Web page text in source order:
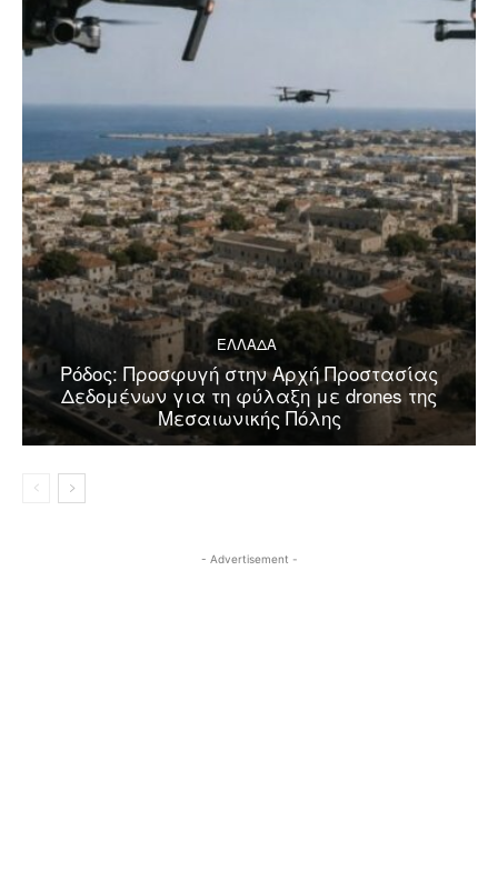
ΕΛΛΑΔΑ
Ρόδος: Προσφυγή στην Αρχή Προστασίας
Δεδομένων για τη φύλαξη με drones της
Μεσαιωνικής Πόλης
- Advertisement -